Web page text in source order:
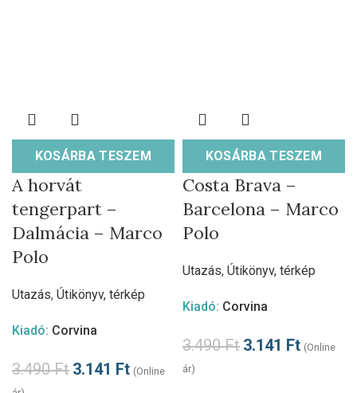
KOSÁRBA TESZEM
A horvát
tengerpart –
Dalmácia – Marco
Polo
Utazás, Útikönyv, térkép
Kiadó: Corvina
3.490Ft 3.141 Ft (Online
KOSÁRBA TESZEM
Costa Brava –
Barcelona – Marco
Polo
Utazás, Útikönyv, térkép
Kiadó: Corvina
3.490Ft 3.141 Ft (Online
ár)